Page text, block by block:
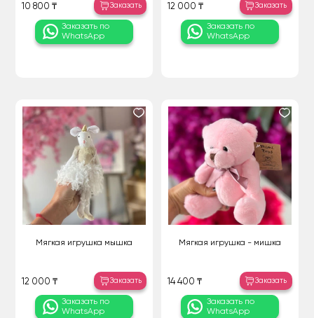
10 800 ₸ Заказать
Заказать по
WhatsApp
12 000 ₸ Заказать
Заказать по
WhatsApp
Мягкая игрушка мышка
12 000 ₸ Заказать
Заказать по
WhatsApp
Мягкая игрушка - мишка
14 400 ₸ Заказать
Заказать по
WhatsApp